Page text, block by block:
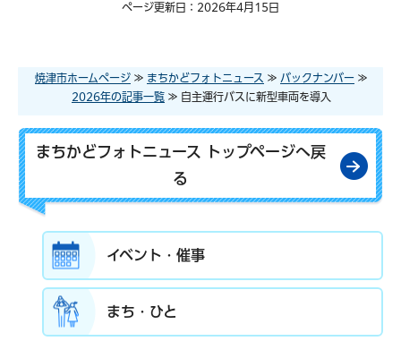
ページ更新日：2026年4月15日
焼津市ホームページ ≫ まちかどフォトニュース ≫ バックナンバー ≫
2026年の記事一覧 ≫ 自主運行バスに新型車両を導入
まちかどフォトニュース トップページへ戻
る
イベント・催事
まち・ひと